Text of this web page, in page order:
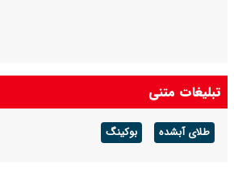
تبلیغات متنی
طلای آبشده بوکینگ